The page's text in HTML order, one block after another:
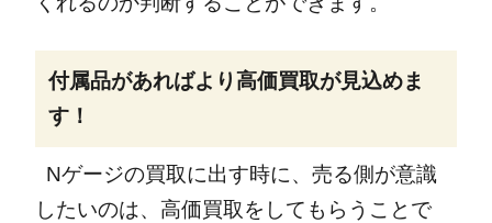
付属品があればより高価買取が見込めま
す！
Nゲージの買取に出す時に、売る側が意識
したいのは、高価買取をしてもらうことで